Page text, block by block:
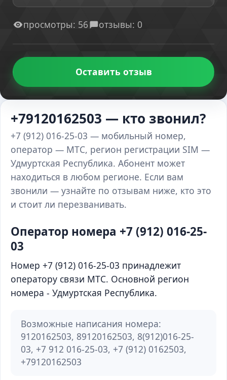
просмотры: 56 отзывы: 0
Оставить отзыв
+79120162503 — кто звонил?
+7 (912) 016-25-03 — мобильный номер,
оператор — МТС, регион регистрации SIM —
Удмуртская Республика. Абонент может
находиться в любом регионе. Если вам
звонили — узнайте по отзывам ниже, кто это
и стоит ли перезванивать.
Оператор номера +7 (912) 016-25-
03
Номер +7 (912) 016-25-03 принадлежит
оператору связи МТС. Основной регион
номера - Удмуртская Республика.
Возможные написания номера:
9120162503, 89120162503, 8(912)016-25-
03, +7 912 016-25-03, +7 (912) 0162503,
+79120162503